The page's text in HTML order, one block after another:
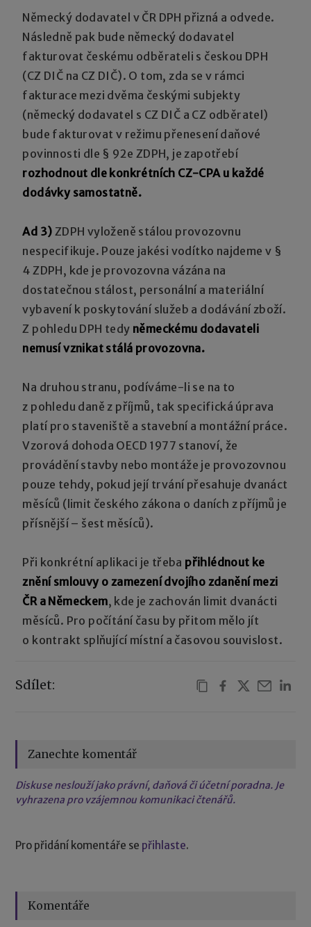
Německý dodavatel v ČR DPH přizná a odvede.
Následně pak bude německý dodavatel
fakturovat českému odběrateli s českou DPH
(CZ DIČ na CZ DIČ). O tom, zda se v rámci
fakturace mezi dvěma českými subjekty
(německý dodavatel s CZ DIČ a CZ odběratel)
bude fakturovat v režimu přenesení daňové
povinnosti dle § 92e ZDPH, je zapotřebí
rozhodnout dle konkrétních CZ-CPA u každé
dodávky samostatně.
Ad 3) ZDPH vyloženě stálou provozovnu
nespecifikuje. Pouze jakési vodítko najdeme v §
4 ZDPH, kde je provozovna vázána na
dostatečnou stálost, personální a materiální
vybavení k poskytování služeb a dodávání zboží.
Z pohledu DPH tedy německému dodavateli
nemusí vznikat stálá provozovna.
Na druhou stranu, podíváme-li se na to
z pohledu daně z příjmů, tak specifická úprava
platí pro staveniště a stavební a montážní práce.
Vzorová dohoda OECD 1977 stanoví, že
provádění stavby nebo montáže je provozovnou
pouze tehdy, pokud její trvání přesahuje dvanáct
měsíců (limit českého zákona o daních z příjmů je
přísnější – šest měsíců).
Při konkrétní aplikaci je třeba přihlédnout ke
znění smlouvy o zamezení dvojího zdanění mezi
ČR a Německem, kde je zachován limit dvanácti
měsíců. Pro počítání času by přitom mělo jít
o kontrakt splňující místní a časovou souvislost.
Sdílet:
Zanechte komentář
Diskuse neslouží jako právní, daňová či účetní poradna. Je
vyhrazena pro vzájemnou komunikaci čtenářů.
Pro přidání komentáře se přihlaste.
Komentáře